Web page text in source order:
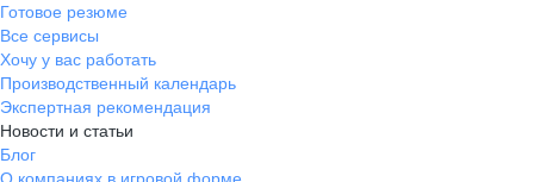
Готовое резюме
Все сервисы
Хочу у вас работать
Производственный календарь
Экспертная рекомендация
Новости и статьи
Блог